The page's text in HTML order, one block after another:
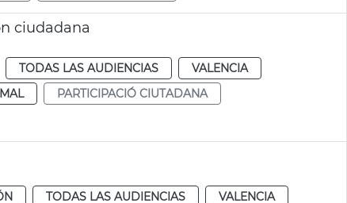
ciudadana
TODAS LAS AUDIENCIAS
VALENCIA
PARTICIPACIÓ CIUTADANA
TODAS LAS AUDIENCIAS
VALENCIA